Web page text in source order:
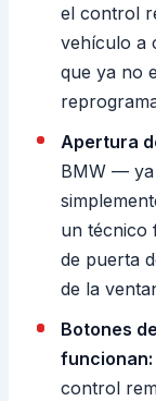
el control
vehículo a
que ya no
Apertura
BMW — ya
un técnico
de puerta
de la
Botones
funcionan:
control